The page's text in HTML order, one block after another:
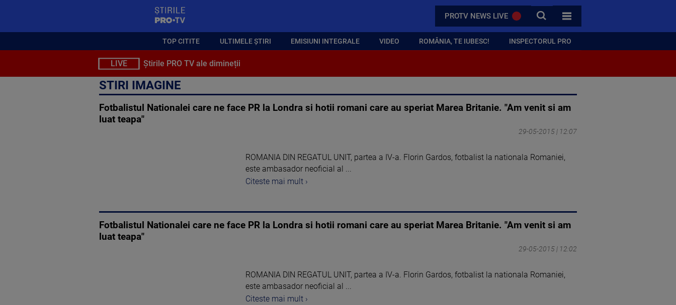
PROTV NEWS LIVE CAUTA
TOATE CATEGORIILE
TOP CITITE ULTIMELE ȘTIRI EMISIUNI INTEGRALE VIDEO ROMÂNIA, TE IUBESC! INSPECTORUL PRO
LIVE Știrile PRO TV ale dimineții
STIRI IMAGINE
Fotbalistul Nationalei care ne face PR la Londra si hotii romani care au speriat Marea Britanie. "Am venit si am
luat teapa"
29-05-2015 | 12:07
ROMANIA DIN REGATUL UNIT, partea a IV-a. Florin Gardos, fotbalist la nationala Romaniei,
este ambasador neoficial al ...
Citeste mai mult ›
Fotbalistul Nationalei care ne face PR la Londra si hotii romani care au speriat Marea Britanie. "Am venit si am
luat teapa"
29-05-2015 | 12:02
ROMANIA DIN REGATUL UNIT, partea a IV-a. Florin Gardos, fotbalist la nationala Romaniei,
este ambasador neoficial al ...
Citeste mai mult ›